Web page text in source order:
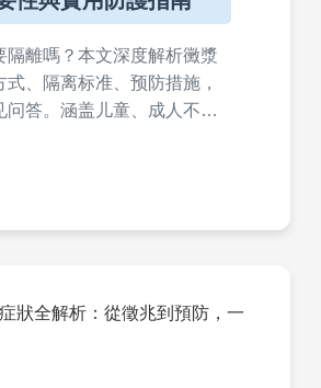
隔離嗎？本文深度解析黴漿
式、隔离标准、预防措施，
问答。涵盖儿童、成人不同
何有效防护，避免感染扩